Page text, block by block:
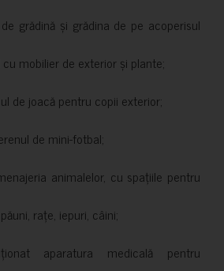
grădină și grădina de pe acoperisul
mobilier de exterior și plante;
de joacă pentru copii exterior;
de mini-fotbal;
animalelor, cu spațiile pentru
rațe, iepuri, câini;
aparatura medicală pentru